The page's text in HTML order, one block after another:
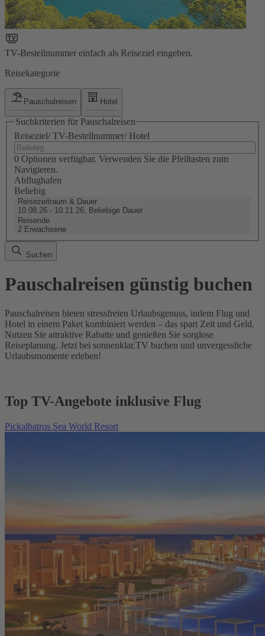
TV-Bestellnummer einfach als Reiseziel eingeben.
Reisekategorie
Pauschalreisen Hotel
Suchkriterien für Pauschalreisen
Reiseziel/ TV-Bestellnummer/ Hotel
0 Optionen verfügbar. Verwenden Sie die Pfeiltasten zum
Navigieren.
Abflughafen
Beliebig
Reisezeitraum & Dauer
10.08.26 - 10.11.26, Beliebige Dauer
Reisende
2 Erwachsene
Suchen
Pauschalreisen günstig buchen
Pauschalreisen bieten stressfreien Urlaubsgenuss, indem Flug und
Hotel in einem Paket kombiniert werden – das spart Zeit und Geld.
Nutzen Sie attraktive Rabatte und genießen Sie sorglose
Reiseplanung. Jetzt bei sonnenklar.TV buchen und unvergessliche
Urlaubsmomente erleben!
Top TV-Angebote inklusive Flug
Pickalbatros Sea World Resort